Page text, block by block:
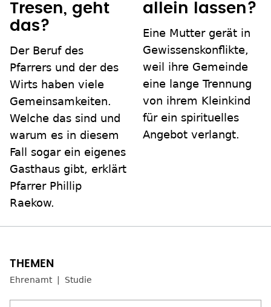
Tresen, geht
das?
Der Beruf des
Pfarrers und der des
Wirts haben viele
Gemeinsamkeiten.
Welche das sind und
warum es in diesem
Fall sogar ein eigenes
Gasthaus gibt, erklärt
Pfarrer Phillip
Raekow.
allein lassen?
Eine Mutter gerät in
Gewissenskonflikte,
weil ihre Gemeinde
eine lange Trennung
von ihrem Kleinkind
für ein spirituelles
Angebot verlangt.
Ehrenamt Studie